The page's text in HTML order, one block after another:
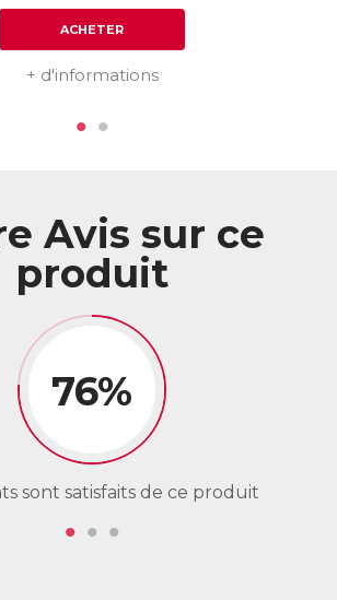
ACHETER
+ d'informations
Avis sur ce
produit
76%
sont satisfaits de ce produit